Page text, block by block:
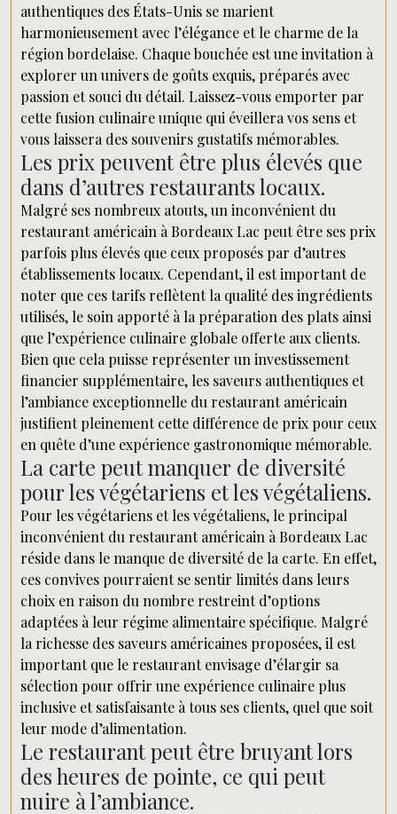
authentiques des États-Unis se marient
harmonieusement avec l’élégance et le charme de la
région bordelaise. Chaque bouchée est une invitation à
explorer un univers de goûts exquis, préparés avec
passion et souci du détail. Laissez-vous emporter par
cette fusion culinaire unique qui éveillera vos sens et
vous laissera des souvenirs gustatifs mémorables.
Les prix peuvent être plus élevés que
dans d’autres restaurants locaux.
Malgré ses nombreux atouts, un inconvénient du
restaurant américain à Bordeaux Lac peut être ses prix
parfois plus élevés que ceux proposés par d’autres
établissements locaux. Cependant, il est important de
noter que ces tarifs reflètent la qualité des ingrédients
utilisés, le soin apporté à la préparation des plats ainsi
que l’expérience culinaire globale offerte aux clients.
Bien que cela puisse représenter un investissement
financier supplémentaire, les saveurs authentiques et
l’ambiance exceptionnelle du restaurant américain
justifient pleinement cette différence de prix pour ceux
en quête d’une expérience gastronomique mémorable.
La carte peut manquer de diversité
pour les végétariens et les végétaliens.
Pour les végétariens et les végétaliens, le principal
inconvénient du restaurant américain à Bordeaux Lac
réside dans le manque de diversité de la carte. En effet,
ces convives pourraient se sentir limités dans leurs
choix en raison du nombre restreint d’options
adaptées à leur régime alimentaire spécifique. Malgré
la richesse des saveurs américaines proposées, il est
important que le restaurant envisage d’élargir sa
sélection pour offrir une expérience culinaire plus
inclusive et satisfaisante à tous ses clients, quel que soit
leur mode d’alimentation.
Le restaurant peut être bruyant lors
des heures de pointe, ce qui peut
nuire à l’ambiance.